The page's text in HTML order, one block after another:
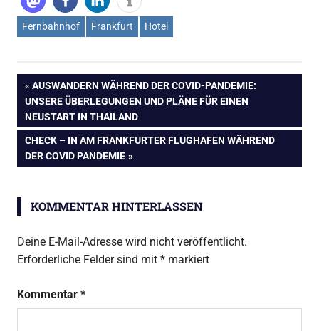
Fernbahnhof Frankfurt Hotel
Beitragsnavigation
VORHERIGER
BEITRAG:
AUSWANDERN WÄHREND DER COVID-PANDEMIE:
UNSERE ÜBERLEGUNGEN UND PLÄNE FÜR EINEN
NEUSTART IN THAILAND
NÄCHSTER
BEITRAG:
CHECK – IN AM FRANKFURTER FLUGHAFEN WÄHREND
DER COVID PANDEMIE
KOMMENTAR HINTERLASSEN
Deine E-Mail-Adresse wird nicht veröffentlicht.
Erforderliche Felder sind mit * markiert
Kommentar *